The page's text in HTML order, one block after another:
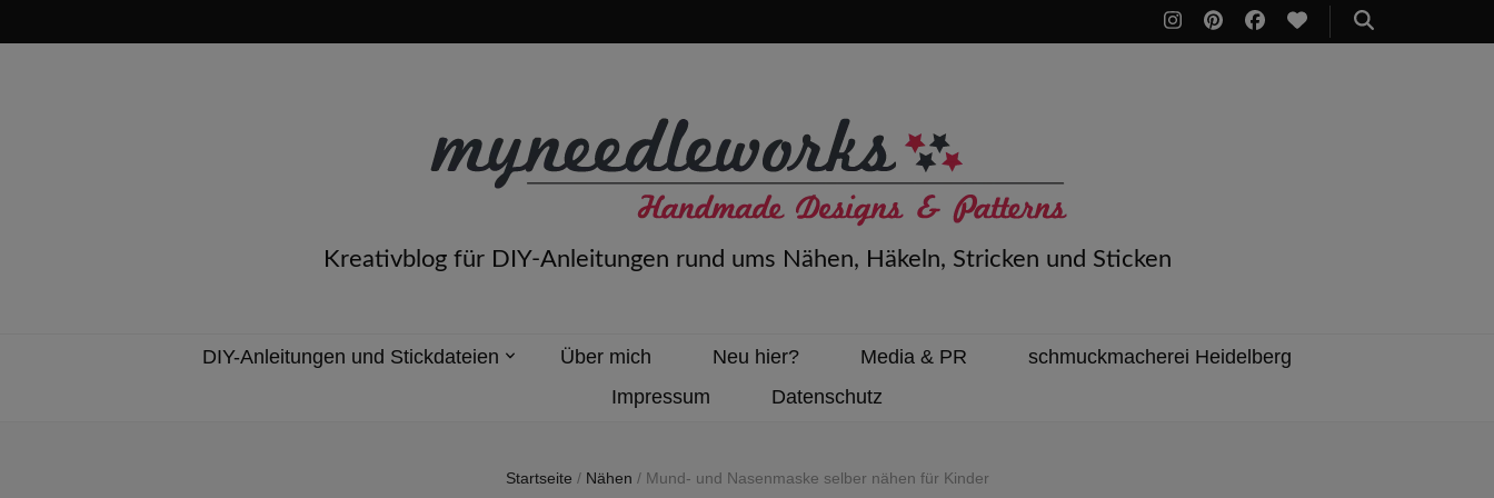
Kreativblog für DIY-Anleitungen rund ums Nähen, Häkeln, Stricken und Sticken
DIY-Anleitungen und Stickdateien Über mich Neu hier? Media & PR
schmuckmacherei Heidelberg
Impressum
Datenschutz
Startseite / Nähen / Mund- und Nasenmaske selber nähen für Kinder